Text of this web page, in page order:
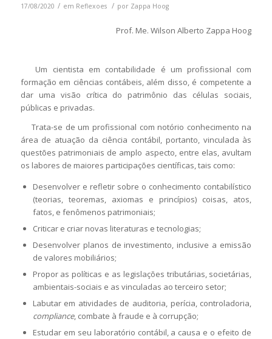
17/08/2020 / em Reflexoes / por Zappa Hoog
Prof. Me. Wilson Alberto Zappa Hoog
Um cientista em contabilidade é um profissional com
formação em ciências contábeis, além disso, é competente a
dar uma visão crítica do patrimônio das células sociais,
públicas e privadas.
Trata-se de um profissional com notório conhecimento na
área de atuação da ciência contábil, portanto, vinculada às
questões patrimoniais de amplo aspecto, entre elas, avultam
os labores de maiores participações científicas, tais como:
Desenvolver e refletir sobre o conhecimento contabilístico
(teorias, teoremas, axiomas e princípios) coisas, atos,
fatos, e fenômenos patrimoniais;
Criticar e criar novas literaturas e tecnologias;
Desenvolver planos de investimento, inclusive a emissão
de valores mobiliários;
Propor as políticas e as legislações tributárias, societárias,
ambientais-sociais e as vinculadas ao terceiro setor;
Labutar em atividades de auditoria, perícia, controladoria,
compliance, combate à fraude e à corrupção;
Estudar em seu laboratório contábil, a causa e o efeito de